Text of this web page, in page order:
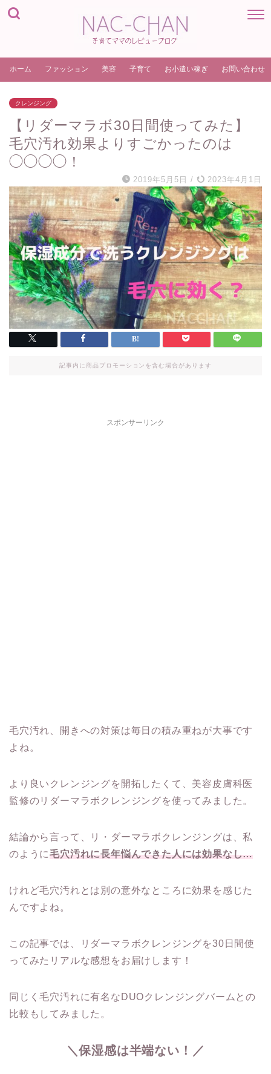
ホーム ファッション 美容 子育て お小遣い稼ぎ お問い合わせ
クレンジング
【リダーマラボ30日間使ってみた】
毛穴汚れ効果よりすごかったのは
◯◯◯◯！
2019年5月5日 / 2023年4月1日
記事内に商品プロモーションを含む場合があります
スポンサーリンク
毛穴汚れ、開きへの対策は毎日の積み重ねが大事です
よね。
より良いクレンジングを開拓したくて、美容皮膚科医
監修のリダーマラボクレンジングを使ってみました。
結論から言って、リ・ダーマラボクレンジングは、私
のように毛穴汚れに長年悩んできた人には効果なし…
けれど毛穴汚れとは別の意外なところに効果を感じた
んですよね。
この記事では、リダーマラボクレンジングを30日間使
ってみたリアルな感想をお届けします！
同じく毛穴汚れに有名なDUOクレンジングバームとの
比較もしてみました。
＼保湿感は半端ない！／